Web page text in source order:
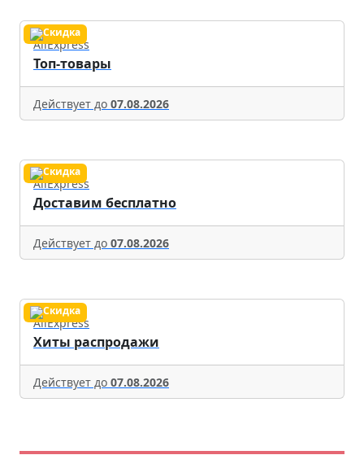
AliExpress
Топ-товары
Действует до 07.08.2026
AliExpress
Доставим бесплатно
Действует до 07.08.2026
AliExpress
Хиты распродажи
Действует до 07.08.2026